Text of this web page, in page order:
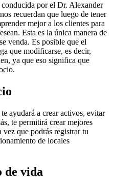
por el Dr. Alexander
recuerdan que luego de tener
mejor a los clientes para
Esta es la única manera de
venda. Es posible que el
que modificarse, es decir,
ya que eso significa que
ayudará a crear activos, evitar
te permitirá crear mejores
vez que podrás registrar tu
de locales
de vida